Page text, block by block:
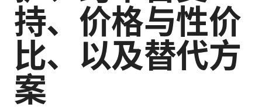
持、价格与性价
比、以及替代方
案